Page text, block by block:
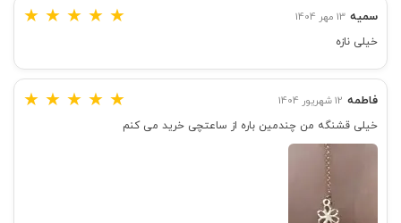
سمیه 13 مهر 1404 ★ ★ ★ ★ ★
خیلی نازه
فاطمه 12 شهریور 1404 ★ ★ ★ ★ ★
خیلی قشنگه من چندمین باره از ساعتچی خرید می کنم